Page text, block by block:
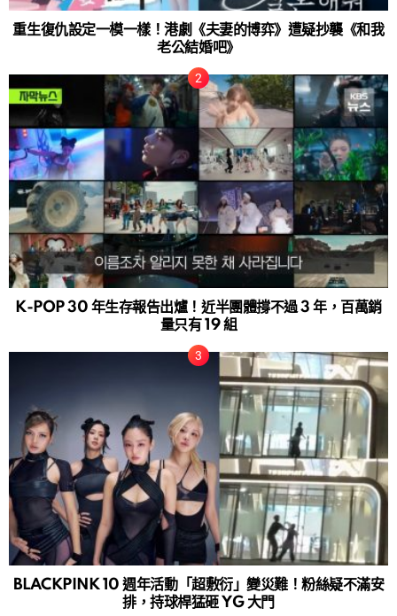
重生復仇設定一模一樣！港劇《夫妻的博弈》遭疑抄襲《和我
老公結婚吧》
K-POP 30 年生存報告出爐！近半團體撐不過 3 年，百萬銷
量只有 19 組
BLACKPINK 10 週年活動「超敷衍」變災難！粉絲疑不滿安
排，持球桿猛砸 YG 大門